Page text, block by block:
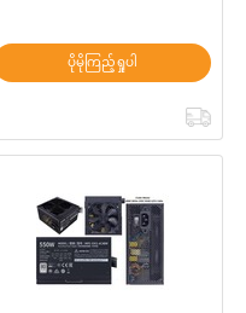
ပိုမိုကြည့်ရှုပါ